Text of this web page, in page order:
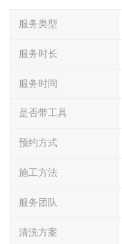
服务类型
服务时长
服务时间
是否带工具
预约方式
施工方法
服务团队
清洗方案